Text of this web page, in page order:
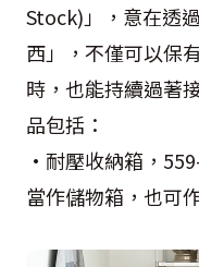
Stock)」，意在透
西」，不僅可以保
時，也能持續過著
品包括：
•耐壓收納箱，
當作儲物箱，也可